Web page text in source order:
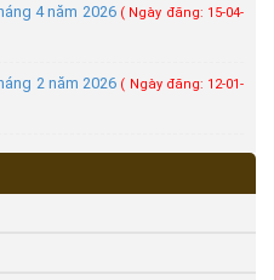
4 năm 2026 ( Ngày đăng: 15-04-
2 năm 2026 ( Ngày đăng: 12-01-